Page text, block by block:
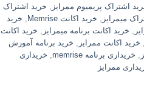
اشتراک پریمیوم ممرایز , خرید اشتراک
میمرایز , خرید اکانت Memrise , خرید
, خرید اکانت برنامه میمرایز , خرید اکانت
, خرید اکانت ممرایز , خرید برنامه آموزش
, خریداری برنامه memrise , خریداری
ممرایز